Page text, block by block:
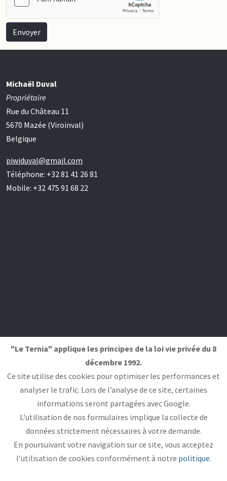
Envoyer
Michaël Duval
Propriétaire
Rue du Château 11
5670 Mazée (Viroinval)
Belgique
piwiduval@gmail.com
Téléphone: +32 81 41 26 81
Mobile: +32 475 91 68 22
© Gîte rural Le Ternia, au cœur du parc naturel de Viroin
"Le Ternia" applique les principes de la loi vie privée du 8
décembre 1992.
Ce site utilise des cookies pour optimiser les performances et
analyser le trafic. Lors de l’analyse de ce site, certaines
informations seront partagées avec Google.
L'utilisation de nos formulaires implique la collecte de
données strictement nécessaires à votre demande.
En poursuivant votre navigation sur ce site, vous acceptez
l’utilisation de cookies conformément à notre politique.